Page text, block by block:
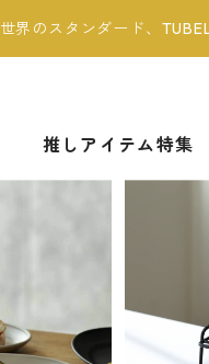
世界のスタンダード、
推しアイテム特集